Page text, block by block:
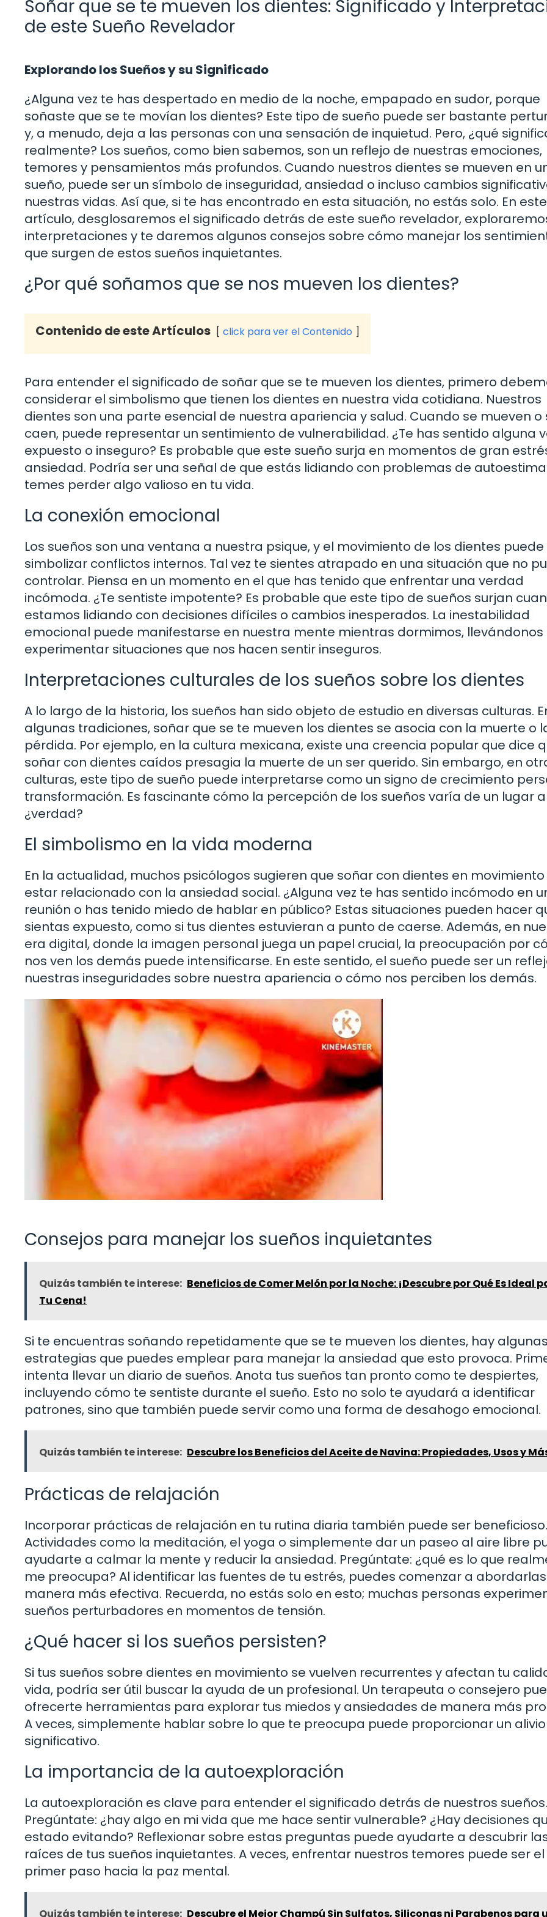
Soñar que se te mueven los dientes: Significado y
de este Sueño Revelador
Explorando los Sueños y su Significado
¿Alguna vez te has despertado en medio de la noche, empapado en sudor, porque
soñaste que se te movían los dientes? Este tipo de sueño puede ser bastante
y, a menudo, deja a las personas con una sensación de inquietud. Pero, ¿qué
realmente? Los sueños, como bien sabemos, son un reflejo de nuestras emociones,
temores y pensamientos más profundos. Cuando nuestros dientes se mueven en
sueño, puede ser un símbolo de inseguridad, ansiedad o incluso cambios
nuestras vidas. Así que, si te has encontrado en esta situación, no estás solo. En este
artículo, desglosaremos el significado detrás de este sueño revelador,
interpretaciones y te daremos algunos consejos sobre cómo manejar los
que surgen de estos sueños inquietantes.
¿Por qué soñamos que se nos mueven los dientes?
Contenido de este Artículos click para ver el Contenido
Para entender el significado de soñar que se te mueven los dientes, primero
considerar el simbolismo que tienen los dientes en nuestra vida cotidiana. Nuestros
dientes son una parte esencial de nuestra apariencia y salud. Cuando se mueven o
caen, puede representar un sentimiento de vulnerabilidad. ¿Te has sentido alguna
expuesto o inseguro? Es probable que este sueño surja en momentos de gran
ansiedad. Podría ser una señal de que estás lidiando con problemas de
temes perder algo valioso en tu vida.
La conexión emocional
Los sueños son una ventana a nuestra psique, y el movimiento de los dientes puede
simbolizar conflictos internos. Tal vez te sientes atrapado en una situación que no
controlar. Piensa en un momento en el que has tenido que enfrentar una verdad
incómoda. ¿Te sentiste impotente? Es probable que este tipo de sueños surjan
estamos lidiando con decisiones difíciles o cambios inesperados. La inestabilidad
emocional puede manifestarse en nuestra mente mientras dormimos, llevándonos
experimentar situaciones que nos hacen sentir inseguros.
Interpretaciones culturales de los sueños sobre los dientes
A lo largo de la historia, los sueños han sido objeto de estudio en diversas culturas.
algunas tradiciones, soñar que se te mueven los dientes se asocia con la muerte o
pérdida. Por ejemplo, en la cultura mexicana, existe una creencia popular que dice
soñar con dientes caídos presagia la muerte de un ser querido. Sin embargo, en
culturas, este tipo de sueño puede interpretarse como un signo de crecimiento
transformación. Es fascinante cómo la percepción de los sueños varía de un lugar
¿verdad?
El simbolismo en la vida moderna
En la actualidad, muchos psicólogos sugieren que soñar con dientes en
estar relacionado con la ansiedad social. ¿Alguna vez te has sentido incómodo en
reunión o has tenido miedo de hablar en público? Estas situaciones pueden hacer
sientas expuesto, como si tus dientes estuvieran a punto de caerse. Además, en
era digital, donde la imagen personal juega un papel crucial, la preocupación por
nos ven los demás puede intensificarse. En este sentido, el sueño puede ser un
nuestras inseguridades sobre nuestra apariencia o cómo nos perciben los demás.
Consejos para manejar los sueños inquietantes
Quizás también te interese: Beneficios de Comer Melón por la Noche: ¡Descubre por Qué Es Ideal
Tu Cena!
Si te encuentras soñando repetidamente que se te mueven los dientes, hay algunas
estrategias que puedes emplear para manejar la ansiedad que esto provoca.
intenta llevar un diario de sueños. Anota tus sueños tan pronto como te despiertes,
incluyendo cómo te sentiste durante el sueño. Esto no solo te ayudará a identificar
patrones, sino que también puede servir como una forma de desahogo emocional.
Quizás también te interese: Descubre los Beneficios del Aceite de Navina: Propiedades, Usos y
Prácticas de relajación
Incorporar prácticas de relajación en tu rutina diaria también puede ser beneficioso.
Actividades como la meditación, el yoga o simplemente dar un paseo al aire libre
ayudarte a calmar la mente y reducir la ansiedad. Pregúntate: ¿qué es lo que
me preocupa? Al identificar las fuentes de tu estrés, puedes comenzar a
manera más efectiva. Recuerda, no estás solo en esto; muchas personas
sueños perturbadores en momentos de tensión.
¿Qué hacer si los sueños persisten?
Si tus sueños sobre dientes en movimiento se vuelven recurrentes y afectan tu
vida, podría ser útil buscar la ayuda de un profesional. Un terapeuta o consejero
ofrecerte herramientas para explorar tus miedos y ansiedades de manera más
A veces, simplemente hablar sobre lo que te preocupa puede proporcionar un alivio
significativo.
La importancia de la autoexploración
La autoexploración es clave para entender el significado detrás de nuestros sueños.
Pregúntate: ¿hay algo en mi vida que me hace sentir vulnerable? ¿Hay decisiones
estado evitando? Reflexionar sobre estas preguntas puede ayudarte a descubrir
raíces de tus sueños inquietantes. A veces, enfrentar nuestros temores puede ser el
primer paso hacia la paz mental.
Quizás también te interese: Descubre el Mejor Champú Sin Sulfatos, Siliconas ni Parabenos para